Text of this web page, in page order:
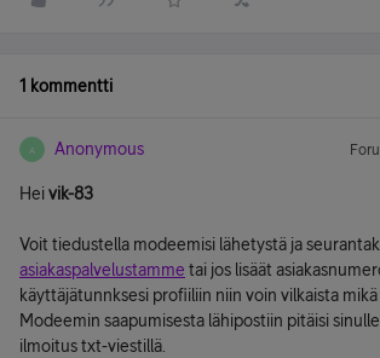
1 kommentti
A Anonymous
Heivik-83
Voit tiedustella modeemisi lähetystä ja
asiakaspalvelustamme tai jos lisäät
käyttäjätunnksesi profiiliin niin voin vilkaista mikä
Modeemin saapumisesta lähipostiin pitäisi
ilmoitus txt-viestillä.